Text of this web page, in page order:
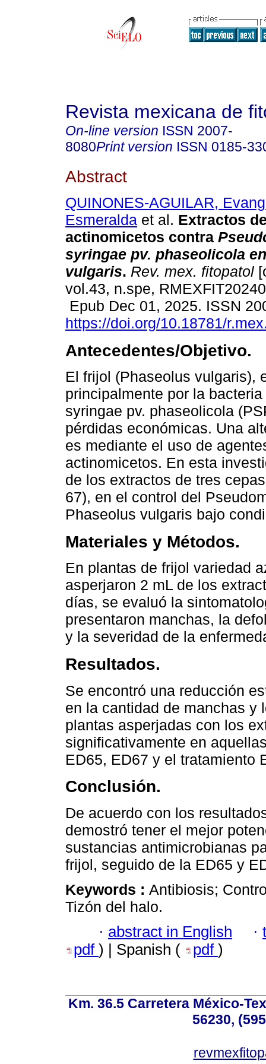
Revista mexicana de
On-line version ISSN 2007-
8080Print version ISSN 0185-
Abstract
QUINONES-AGUILAR,
Esmeralda et al. Extractos
actinomicetos contra
syringae pv. phaseolicola
vulgaris. Rev. mex. fitopatol
vol.43, n.spe,
Epub Dec 01, 2025. ISSN
https://doi.org/10.18781/
Antecedentes/Objetivo.
El frijol (Phaseolus vulgaris),
principalmente por la
syringae pv. phaseolicola
pérdidas económicas. Una
es mediante el uso de
actinomicetos. En esta
de los extractos de tres
67), en el control del
Phaseolus vulgaris bajo
Materiales y Métodos.
En plantas de frijol variedad
asperjaron 2 mL de los
días, se evaluó la
presentaron manchas, la
y la severidad de la
Resultados.
Se encontró una reducción
en la cantidad de manchas y
plantas asperjadas con los
significativamente en
ED65, ED67 y el tratamiento
Conclusión.
De acuerdo con los
demostró tener el mejor
sustancias antimicrobianas
frijol, seguido de la ED65 y
Keywords : Antibiosis;
Tizón del halo.
· abstract in English ·
pdf ) | Spanish ( pdf )
Km. 36.5 Carretera México-
56230,